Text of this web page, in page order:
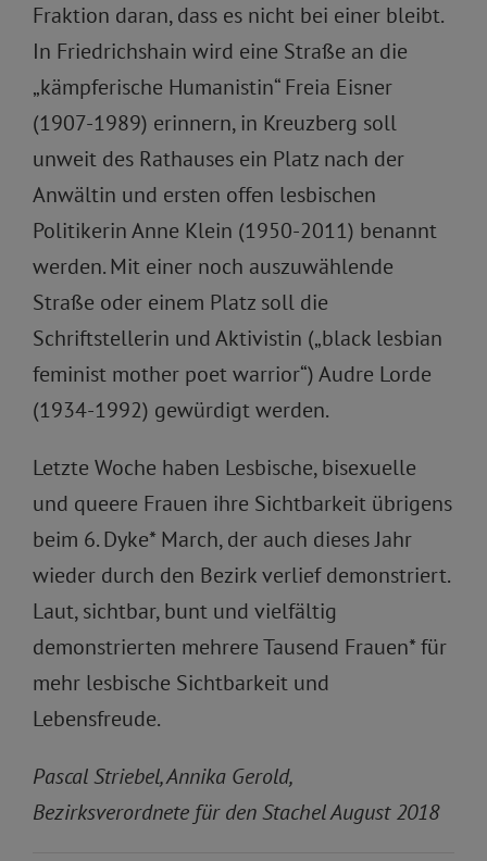
Fraktion daran, dass es nicht bei einer bleibt.
In Friedrichshain wird eine Straße an die
„kämpferische Humanistin“ Freia Eisner
(1907-1989) erinnern, in Kreuzberg soll
unweit des Rathauses ein Platz nach der
Anwältin und ersten offen lesbischen
Politikerin Anne Klein (1950-2011) benannt
werden. Mit einer noch auszuwählende
Straße oder einem Platz soll die
Schriftstellerin und Aktivistin („black lesbian
feminist mother poet warrior“) Audre Lorde
(1934-1992) gewürdigt werden.
Letzte Woche haben Lesbische, bisexuelle
und queere Frauen ihre Sichtbarkeit übrigens
beim 6. Dyke* March, der auch dieses Jahr
wieder durch den Bezirk verlief demonstriert.
Laut, sichtbar, bunt und vielfältig
demonstrierten mehrere Tausend Frauen* für
mehr lesbische Sichtbarkeit und
Lebensfreude.
Pascal Striebel, Annika Gerold,
Bezirksverordnete für den Stachel August 2018